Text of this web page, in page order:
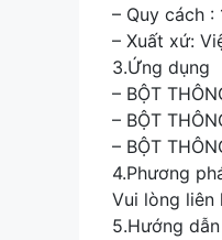
– Quy cách :
– Xuất xứ:
3.Ứng dụng
– BỘT
– BỘT
– BỘT
4.Phương
Vui lòng liên
5.Hướng